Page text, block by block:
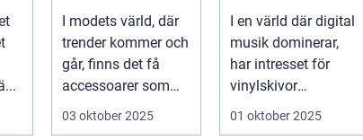
modeklassiker
I modets värld, där
trender kommer och
går, finns det få
accessoarer som
har s...
03 oktober 2025
I en värld där digital
musik dominerar,
har intresset för
vinylskivor
exploderat. Sto...
01 oktober 2025